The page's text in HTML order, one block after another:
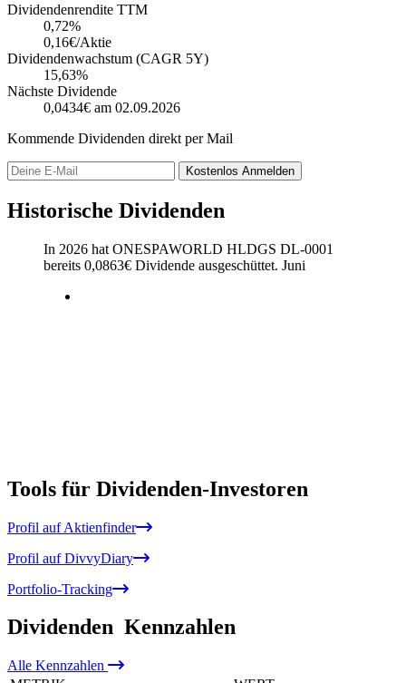
Dividendenrendite TTM
0,72%
0,16€/Aktie
Dividendenwachstum (CAGR 5Y)
15,63%
Nächste Dividende
0,0434€ am 02.09.2026
Kommende Dividenden direkt per Mail
Kostenlos Anmelden
Historische Dividenden
In 2026 hat ONESPAWORLD HLDGS DL-0001
bereits 0,0863€ Dividende ausgeschüttet. Juni
Tools für Dividenden-Investoren
Profil auf Aktienfinder
Profil auf DivvyDiary
Portfolio-Tracking
Dividenden Kennzahlen
Alle Kennzahlen